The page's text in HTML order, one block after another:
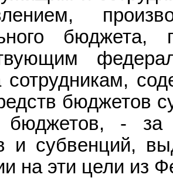
бюджета,
сотрудникам,
бюджетов
бюджетов, - за
и субвенций,
на эти цели из